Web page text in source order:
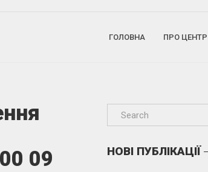
ГОЛОВНА ПРО ЦЕНТР
09
НОВІ ПУБЛІКАЦІЇ